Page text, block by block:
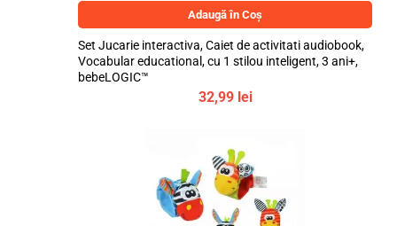
Adaugă în Coș
Set Jucarie interactiva, Caiet de activitati audiobook,
Vocabular educational, cu 1 stilou inteligent, 3 ani+,
bebeLOGIC™
32,99 lei